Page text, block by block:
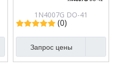
1N4007G DO-41
Стеклянный
пассивированный
выпрямительный диод
(0)
Запрос цены